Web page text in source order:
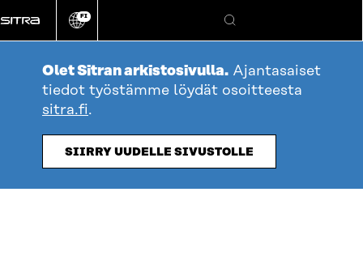
suoraan
sisältöön
Vaihda
kieli
FI
Hae
Olet Sitran arkistosivulla. Ajantasaiset
tiedot työstämme löydät osoitteesta
sitra.fi.
SIIRRY UUDELLE SIVUSTOLLE